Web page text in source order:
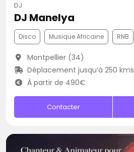
DJ
DJ Manelya
Disco Musique Africaine RNB
Montpellier (34)
Déplacement jusqu’à 250 kms
À partir de 490€
Contacter